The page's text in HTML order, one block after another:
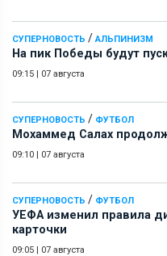
СУПЕРНОВОСТЬ / АЛЬПИНИЗМ
На пик Победы будут
09:15 | 07 августа
СУПЕРНОВОСТЬ / ФУТБОЛ
Мохаммед Салах
09:10 | 07 августа
СУПЕРНОВОСТЬ / ФУТБОЛ
УЕФА изменил правила
карточки
09:05 | 07 августа